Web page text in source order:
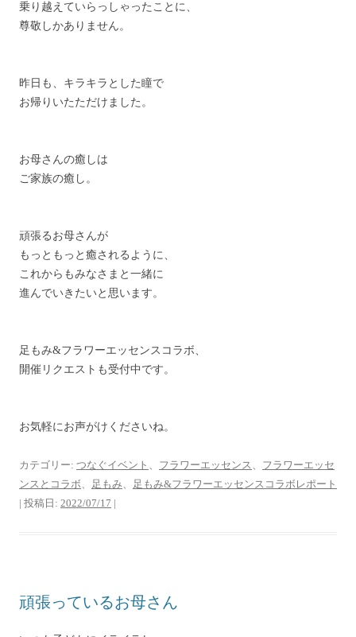
乗り越えていらっしゃったことに、
尊敬しかありません。
昨日も、キラキラとした瞳で
お帰りいたただけました。
お母さんの癒しは
ご家族の癒し。
頑張るお母さんが
もっともっと癒されるように、
これからもみなさまと一緒に
進んでいきたいと思います。
足もみ&フラワーエッセンスコラボ、
開催リクエストも受付中です。
お気軽にお声がけくださいね。
カテゴリー: つなぐイベント 、 フラワーエッセンス 、 フラワーエッセ
ンスとコラボ、 足もみ、 足もみ&フラワーエッセンスコラボレポート
| 投稿日: 2022/07/17 |
頑張っているお母さん